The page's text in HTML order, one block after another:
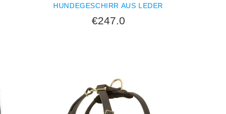
HUNDEGESCHIRR AUS LEDER
€247.0